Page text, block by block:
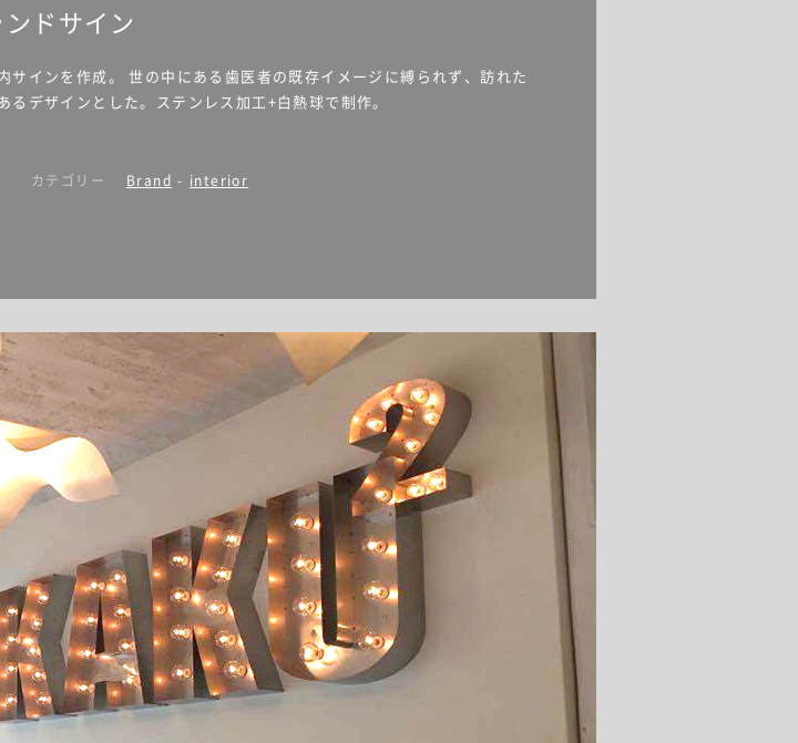
ドサイン
インを作成。 世の中にある歯医者の既存イメージに縛られず、訪れた
デザインとした。ステンレス加工+白熱球で制作。
カテゴリー Brand - interior